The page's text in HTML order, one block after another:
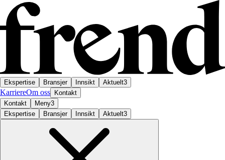
Ekspertise Bransjer Innsikt Aktuelt3
KarriereOm oss
Kontakt
Kontakt
Meny3
Ekspertise
Bransjer Innsikt Aktuelt3